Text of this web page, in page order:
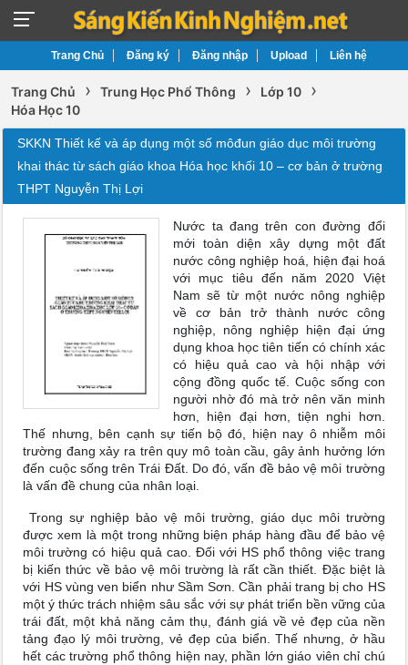
Trang Chủ Đăng ký Đăng nhập Upload Liên hệ
Trang Chủ › Trung Học Phổ Thông › Lớp 10 ›
Hóa Học 10
SKKN Thiết kế và áp dụng một số môđun giáo dục môi trường
khai thác từ sách giáo khoa Hóa học khối 10 – cơ bản ở trường
THPT Nguyễn Thị Lợi
Nước ta đang trên con đường đổi
mới toàn diện xây dựng một đất
nước công nghiệp hoá, hiện đại hoá
với mục tiêu đến năm 2020 Việt
Nam sẽ từ một nước nông nghiệp
về cơ bản trở thành nước công
nghiệp, nông nghiệp hiện đại ứng
dụng khoa học tiên tiến có chính xác
có hiệu quả cao và hội nhập với
cộng đồng quốc tế. Cuộc sống con
người nhờ đó mà trở nên văn minh
hơn, hiện đại hơn, tiện nghi hơn.
Thế nhưng, bên cạnh sự tiến bộ đó, hiện nay ô nhiễm môi
trường đang xảy ra trên quy mô toàn cầu, gây ảnh hưởng lớn
đến cuộc sống trên Trái Đất. Do đó, vấn đề bảo vệ môi trường
là vấn đề chung của nhân loại.
Trong sự nghiệp bảo vệ môi trường, giáo dục môi trường
được xem là một trong những biện pháp hàng đầu để bảo vệ
môi trường có hiệu quả cao. Đối với HS phổ thông việc trang
bị kiến thức về bảo vệ môi trường là rất cần thiết. Đặc biệt là
với HS vùng ven biển như Sầm Sơn. Cần phải trang bị cho HS
một ý thức trách nhiệm sâu sắc với sự phát triển bền vững của
trái đất, một khả năng cảm thụ, đánh giá về vẻ đẹp của nền
tảng đạo lý môi trường, vẻ đẹp của biển. Thế nhưng, ở hầu
hết các trường phổ thông hiện nay, phần lớn giáo viên chỉ chú